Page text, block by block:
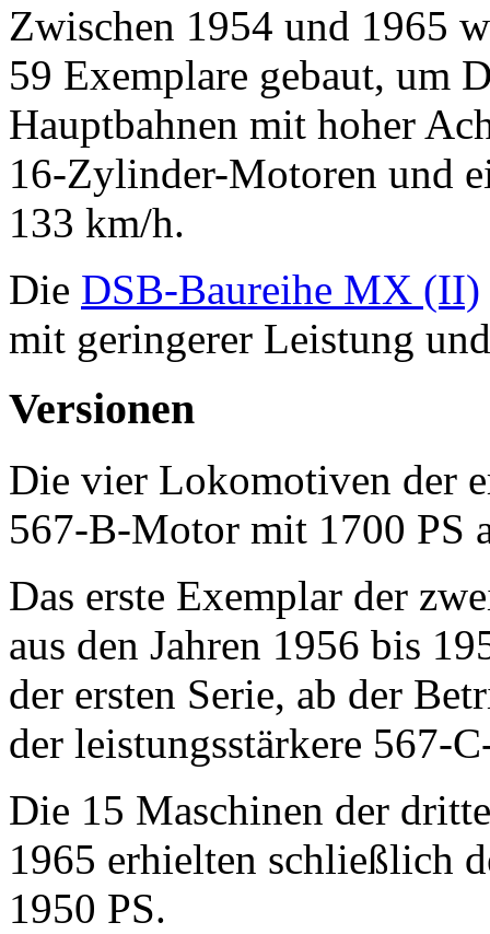
Zwischen 1954 und 1965
59 Exemplare gebaut, um
Hauptbahnen mit hoher
16-Zylinder-Motoren und
133 km/h.
Die DSB-Baureihe MX (II)
mit geringerer Leistung
Versionen
Die vier Lokomotiven der
567-B-Motor mit 1700 PS
Das erste Exemplar der
aus den Jahren 1956 bis
der ersten Serie, ab der
der leistungsstärkere 567-
Die 15 Maschinen der
1965 erhielten schließlich
1950 PS.